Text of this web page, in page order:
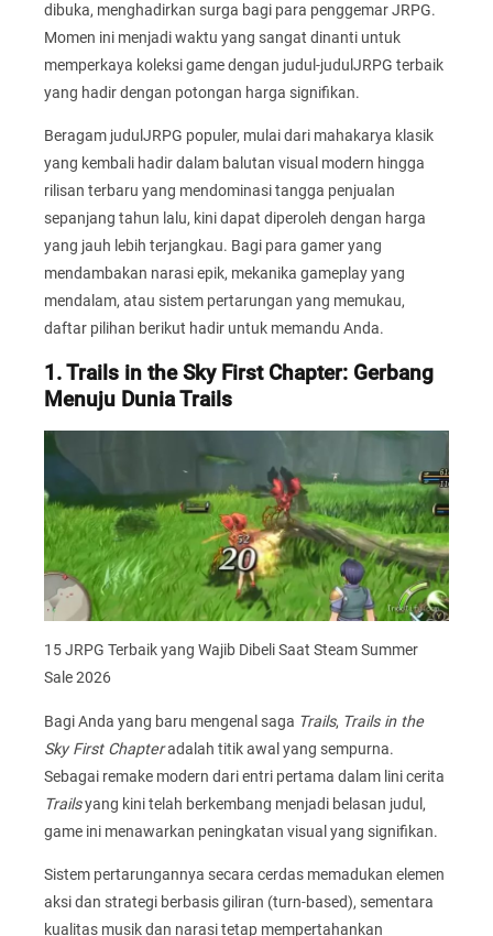
dibuka, menghadirkan surga bagi para penggemar JRPG.
Momen ini menjadi waktu yang sangat dinanti untuk
memperkaya koleksi game dengan judul-judulJRPG terbaik
yang hadir dengan potongan harga signifikan.
Beragam judulJRPG populer, mulai dari mahakarya klasik
yang kembali hadir dalam balutan visual modern hingga
rilisan terbaru yang mendominasi tangga penjualan
sepanjang tahun lalu, kini dapat diperoleh dengan harga
yang jauh lebih terjangkau. Bagi para gamer yang
mendambakan narasi epik, mekanika gameplay yang
mendalam, atau sistem pertarungan yang memukau,
daftar pilihan berikut hadir untuk memandu Anda.
1. Trails in the Sky First Chapter: Gerbang
Menuju Dunia Trails
15 JRPG Terbaik yang Wajib Dibeli Saat Steam Summer
Sale 2026
Bagi Anda yang baru mengenal saga Trails, Trails in the
Sky First Chapteradalah titik awal yang sempurna.
Sebagai remake modern dari entri pertama dalam lini cerita
Trailsyang kini telah berkembang menjadi belasan judul,
game ini menawarkan peningkatan visual yang signifikan.
Sistem pertarungannya secara cerdas memadukan elemen
aksi dan strategi berbasis giliran (turn-based), sementara
kualitas musik dan narasi tetap mempertahankan